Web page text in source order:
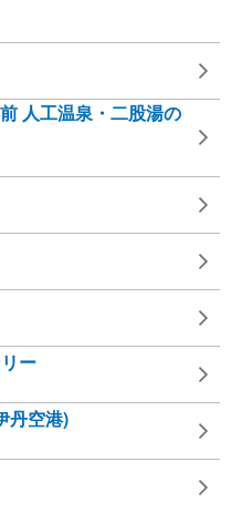
人工温泉・二股湯の
ー
丹空港)